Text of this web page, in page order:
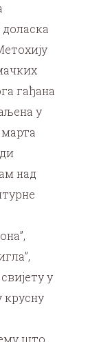
доласка
гађана
у
над
у
крусну
што